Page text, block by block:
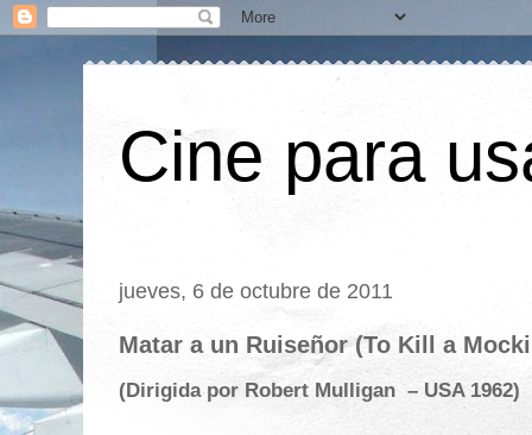
Cine para
jueves, 6 de octubre de 2011
Matar a un Ruiseñor (To Kill a
(Dirigida por Robert Mulligan – USA 1962)